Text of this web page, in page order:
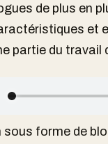
de plus en
et
partie du travail
sous forme de